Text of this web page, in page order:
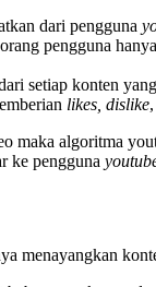
dari pengguna
pengguna
setiap konten
likes, dislike
maka algoritma
ke pengguna
menayangkan